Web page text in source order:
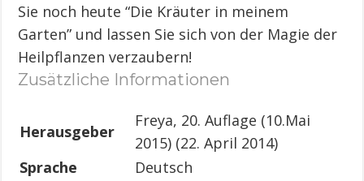
Sie noch heute “Die Kräuter in meinem
Garten” und lassen Sie sich von der Magie der
Heilpflanzen verzaubern!
Zusätzliche Informationen
Herausgeber
Freya, 20. Auflage (10.Mai
2015) (22. April 2014)
Sprache
Deutsch